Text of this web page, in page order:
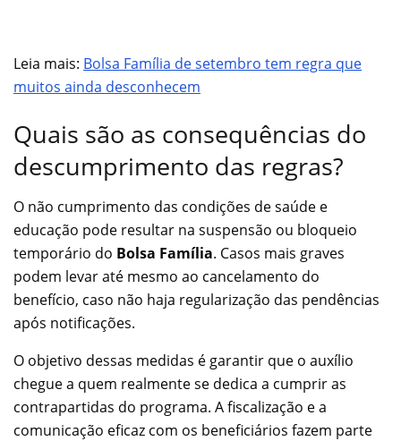
Leia mais: Bolsa Família de setembro tem regra que
muitos ainda desconhecem
Quais são as consequências do
descumprimento das regras?
O não cumprimento das condições de saúde e
educação pode resultar na suspensão ou bloqueio
temporário do Bolsa Família. Casos mais graves
podem levar até mesmo ao cancelamento do
benefício, caso não haja regularização das pendências
após notificações.
O objetivo dessas medidas é garantir que o auxílio
chegue a quem realmente se dedica a cumprir as
contrapartidas do programa. A fiscalização e a
comunicação eficaz com os beneficiários fazem parte